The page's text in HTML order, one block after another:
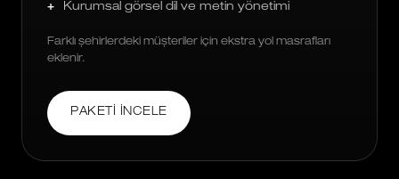
Kurumsal görsel dil ve metin yönetimi
Farklı şehirlerdeki müşteriler için ekstra yol masrafları
eklenir.
PAKETI İNCELE